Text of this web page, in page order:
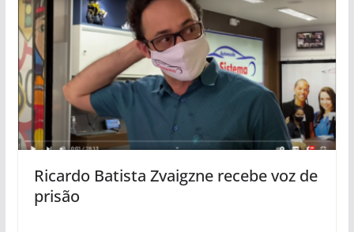
Ricardo Batista Zvaigzne recebe voz de
prisão